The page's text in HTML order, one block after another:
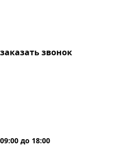
заказать звонок
09:00 до 18:00